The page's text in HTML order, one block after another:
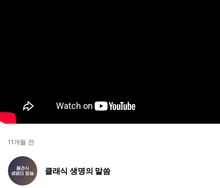
11개월 전
클래식 생명의 말씀